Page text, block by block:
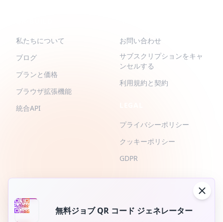
無料ジョブ QR コード ジェネレーター
私たちについて
ブログ
プランと価格
ブラウザ拡張機能
統合API
お問い合わせ
サブスクリプションをキャ
ンセルする
利用規約と契約
プライバシーポリシー
クッキーポリシー
GDPR